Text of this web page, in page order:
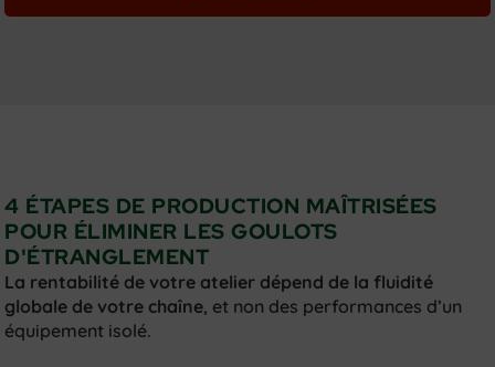
4 ÉTAPES DE PRODUCTION MAÎTRISÉES
POUR ÉLIMINER LES GOULOTS
D'ÉTRANGLEMENT
La rentabilité de votre atelier dépend de la fluidité
globale de votre chaîne, et non des performances d’un
équipement isolé.